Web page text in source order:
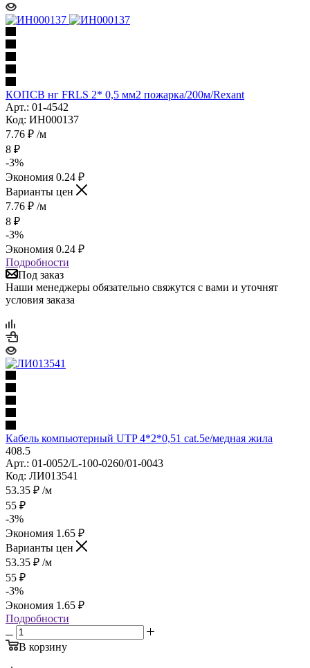
КОПСВ нг FRLS 2* 0,5 мм2 пожарка/200м/Rexant
Арт.: 01-4542
Код: ИН000137
7.76 ₽ /м
8 ₽
-3%
Экономия 0.24 ₽
Варианты цен
7.76 ₽ /м
8 ₽
-3%
Экономия 0.24 ₽
Подробности
Под заказ
Наши менеджеры обязательно свяжутся с вами и уточнят
условия заказа
Кабель компьютерный UTP 4*2*0,51 cat.5е/медная жила
408.5
Арт.: 01-0052/L-100-0260/01-0043
Код: ЛИ013541
53.35 ₽ /м
55 ₽
-3%
Экономия 1.65 ₽
Варианты цен
53.35 ₽ /м
55 ₽
-3%
Экономия 1.65 ₽
Подробности
В корзину